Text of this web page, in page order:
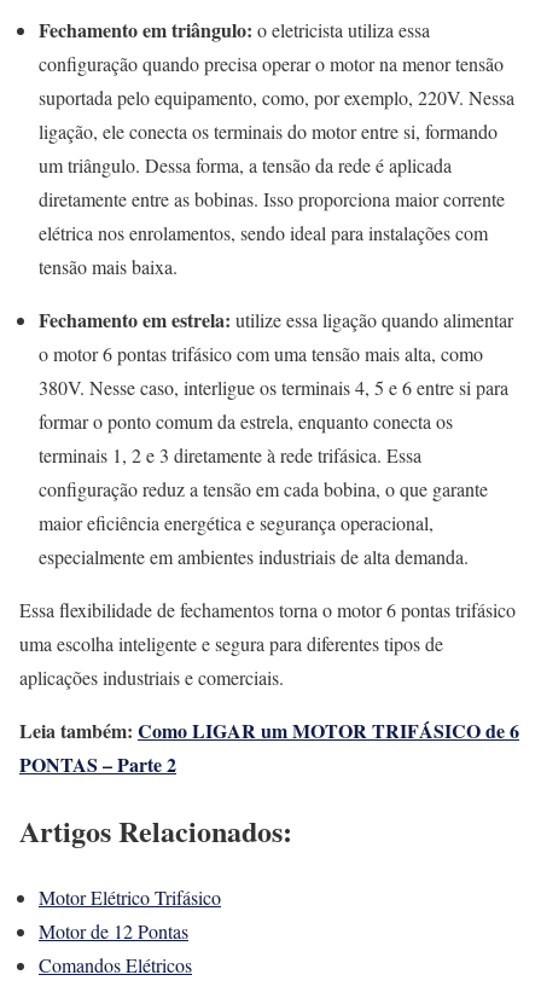
Fechamento em triângulo: o eletricista utiliza essa
configuração quando precisa operar o motor na menor tensão
suportada pelo equipamento, como, por exemplo, 220V. Nessa
ligação, ele conecta os terminais do motor entre si, formando
um triângulo. Dessa forma, a tensão da rede é aplicada
diretamente entre as bobinas. Isso proporciona maior corrente
elétrica nos enrolamentos, sendo ideal para instalações com
tensão mais baixa.
Fechamento em estrela: utilize essa ligação quando alimentar
o motor 6 pontas trifásico com uma tensão mais alta, como
380V. Nesse caso, interligue os terminais 4, 5 e 6 entre si para
formar o ponto comum da estrela, enquanto conecta os
terminais 1, 2 e 3 diretamente à rede trifásica. Essa
configuração reduz a tensão em cada bobina, o que garante
maior eficiência energética e segurança operacional,
especialmente em ambientes industriais de alta demanda.
Essa flexibilidade de fechamentos torna o motor 6 pontas trifásico
uma escolha inteligente e segura para diferentes tipos de
aplicações industriais e comerciais.
Leia também: Como LIGAR um MOTOR TRIFÁSICO de 6
PONTAS – Parte 2
Artigos Relacionados:
Motor Elétrico Trifásico
Motor de 12 Pontas
Comandos Elétricos